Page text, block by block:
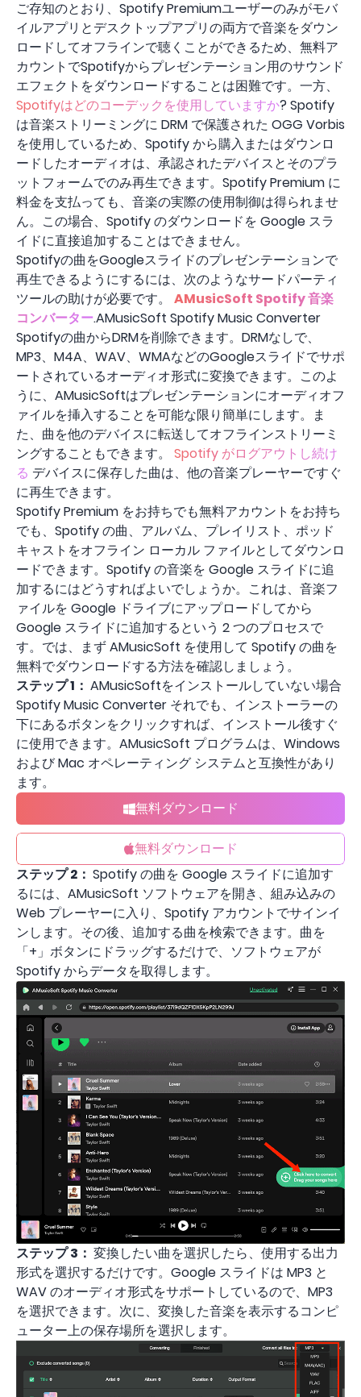
ご存知のとおり、Spotify Premiumユーザーのみがモバ
イルアプリとデスクトップアプリの両方で音楽をダウン
ロードしてオフラインで聴くことができるため、無料ア
カウントでSpotifyからプレゼンテーション用のサウンド
エフェクトをダウンロードすることは困難です。一方、
Spotifyはどのコーデックを使用していますか? Spotify
は音楽ストリーミングに DRM で保護された OGG Vorbis
を使用しているため、Spotify から購入またはダウンロ
ードしたオーディオは、承認されたデバイスとそのプラ
ットフォームでのみ再生できます。Spotify Premium に
料金を支払っても、音楽の実際の使用制御は得られませ
ん。この場合、Spotify のダウンロードを Google スラ
イドに直接追加することはできません。
Spotifyの曲をGoogleスライドのプレゼンテーションで
再生できるようにするには、次のようなサードパーティ
ツールの助けが必要です。 AMusicSoft Spotify 音楽
コンバーター.AMusicSoft Spotify Music Converter
Spotifyの曲からDRMを削除できます。DRMなしで、
MP3、M4A、WAV、WMAなどのGoogleスライドでサポ
ートされているオーディオ形式に変換できます。このよ
うに、AMusicSoftはプレゼンテーションにオーディオフ
ァイルを挿入することを可能な限り簡単にします。ま
た、曲を他のデバイスに転送してオフラインストリーミ
ングすることもできます。 Spotify がログアウトし続け
る デバイスに保存した曲は、他の音楽プレーヤーですぐ
に再生できます。
Spotify Premium をお持ちでも無料アカウントをお持ち
でも、Spotify の曲、アルバム、プレイリスト、ポッド
キャストをオフライン ローカル ファイルとしてダウンロ
ードできます。Spotify の音楽を Google スライドに追
加するにはどうすればよいでしょうか。これは、音楽フ
ァイルを Google ドライブにアップロードしてから
Google スライドに追加するという 2 つのプロセスで
す。では、まず AMusicSoft を使用して Spotify の曲を
無料でダウンロードする方法を確認しましょう。
ステップ 1： AMusicSoftをインストールしていない場合
Spotify Music Converter それでも、インストーラーの
下にあるボタンをクリックすれば、インストール後すぐ
に使用できます。AMusicSoft プログラムは、Windows
および Mac オペレーティング システムと互換性があり
ます。
無料ダウンロード
無料ダウンロード
ステップ 2： Spotify の曲を Google スライドに追加す
るには、AMusicSoft ソフトウェアを開き、組み込みの
Web プレーヤーに入り、Spotify アカウントでサインイ
ンします。その後、追加する曲を検索できます。曲を
「+」ボタンにドラッグするだけで、ソフトウェアが
Spotify からデータを取得します。
ステップ 3： 変換したい曲を選択したら、使用する出力
形式を選択するだけです。Google スライドは MP3 と
WAV のオーディオ形式をサポートしているので、MP3
を選択できます。次に、変換した音楽を表示するコンピ
ューター上の保存場所を選択します。